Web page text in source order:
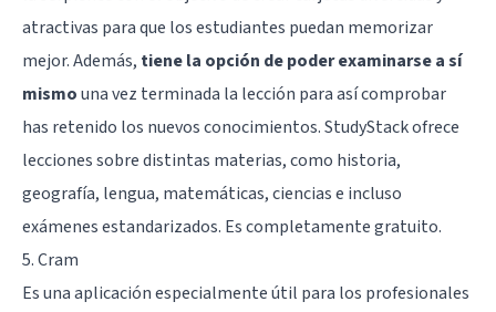
atractivas para que los estudiantes puedan memorizar
mejor. Además, tiene la opción de poder examinarse a sí
mismouna vez terminada la lección para así comprobar
has retenido los nuevos conocimientos. StudyStack ofrece
lecciones sobre distintas materias, como historia,
geografía, lengua, matemáticas, ciencias e incluso
exámenes estandarizados. Es completamente gratuito.
5. Cram
Es una aplicación especialmente útil para los profesionales